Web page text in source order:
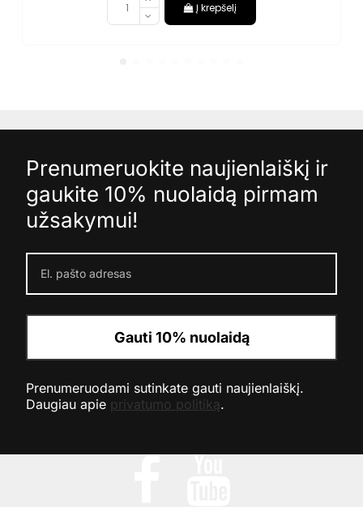
Į krepšelį
Prenumeruokite naujienlaiškį ir
gaukite 10% nuolaidą pirmam
užsakymui!
Gauti 10% nuolaidą
Prenumeruodami sutinkate gauti naujienlaiškį.
Daugiau apie privatumo politiką.